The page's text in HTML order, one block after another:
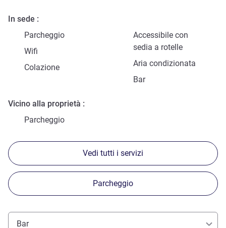
In sede
Parcheggio
Accessibile con
sedia a rotelle
Wifi
Aria condizionata
Colazione
Bar
Vicino alla proprietà
Parcheggio
Vedi tutti i servizi
Parcheggio
Bar